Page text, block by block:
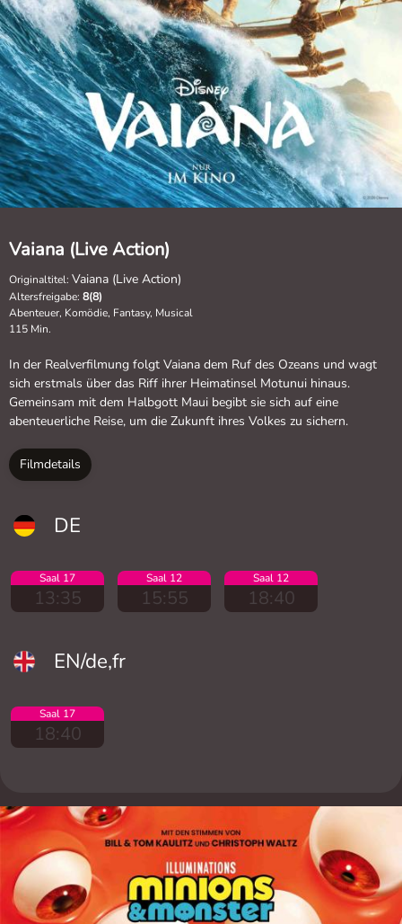
Vaiana (Live Action)
Originaltitel: Vaiana (Live Action)
Altersfreigabe: 8(8)
Abenteuer, Komödie, Fantasy, Musical
115 Min.
In der Realverfilmung folgt Vaiana dem Ruf des Ozeans und wagt
sich erstmals über das Riff ihrer Heimatinsel Motunui hinaus.
Gemeinsam mit dem Halbgott Maui begibt sie sich auf eine
abenteuerliche Reise, um die Zukunft ihres Volkes zu sichern.
Filmdetails
DE
Saal 17
13:35
Saal 12
15:55
Saal 12
18:40
EN/de,fr
Saal 17
18:40